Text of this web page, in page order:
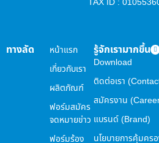
ทางลัด
หน้าแรก
เกี่ยวกับเรา
ผลิตภัณฑ์
ฟอร์มสมัคร
จดหมายข่าว
ฟอร์มร้อง
รู้จักเรามากขึ้น
Download
ติดต่อเรา
สมัครงาน
แบรนด์ (Brand)
นโยบายการคุ้มคร